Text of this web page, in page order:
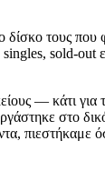
τους που
sold-
— κάτι για
στο